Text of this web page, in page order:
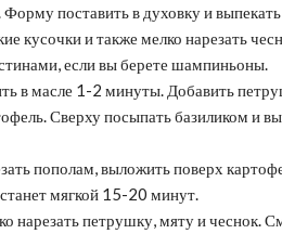
поставить в духовку и
кусочки и также мелко нарезать
если вы берете шампиньоны.
в масле 1-2 минуты. Добавить
Сверху посыпать базиликом и
пополам, выложить поверх
мягкой 15-20 минут.
нарезать петрушку, мяту и чеснок.